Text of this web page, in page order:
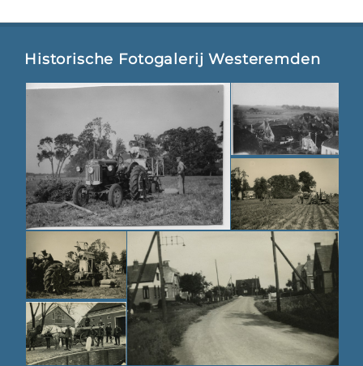
Historische Fotogalerij Westeremden